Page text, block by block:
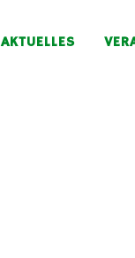
AKTUELLES